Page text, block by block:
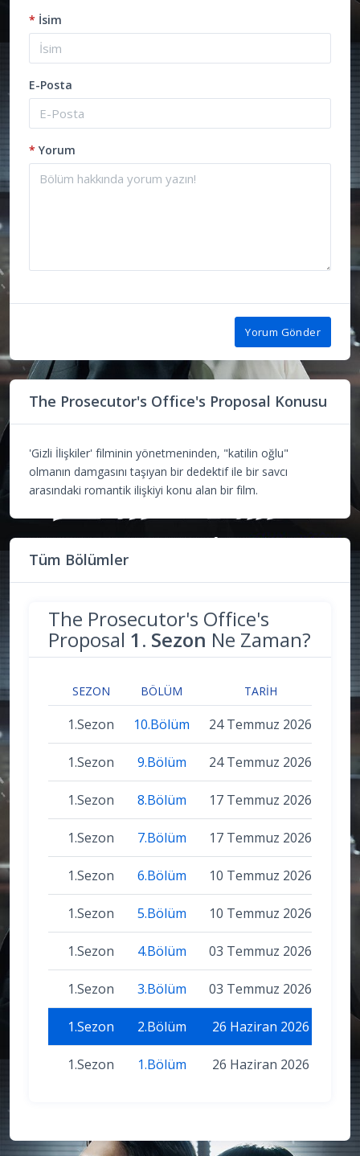
* İsim
E-Posta
* Yorum
Yorum Gönder
The Prosecutor's Office's Proposal Konusu
'Gizli İlişkiler' filminin yönetmeninden, "katilin oğlu"
olmanın damgasını taşıyan bir dedektif ile bir savcı
arasındaki romantik ilişkiyi konu alan bir film.
Tüm Bölümler
The Prosecutor's Office's
Proposal 1. Sezon Ne Zaman?
SEZON BÖLÜM TARIH
1.Sezon 10.Bölüm 24 Temmuz 2026
1.Sezon 9.Bölüm 24 Temmuz 2026
1.Sezon 8.Bölüm 17 Temmuz 2026
1.Sezon 7.Bölüm 17 Temmuz 2026
1.Sezon 6.Bölüm 10 Temmuz 2026
1.Sezon 5.Bölüm 10 Temmuz 2026
1.Sezon 4.Bölüm 03 Temmuz 2026
1.Sezon 3.Bölüm 03 Temmuz 2026
1.Sezon 2.Bölüm 26 Haziran 2026
1.Sezon 1.Bölüm 26 Haziran 2026